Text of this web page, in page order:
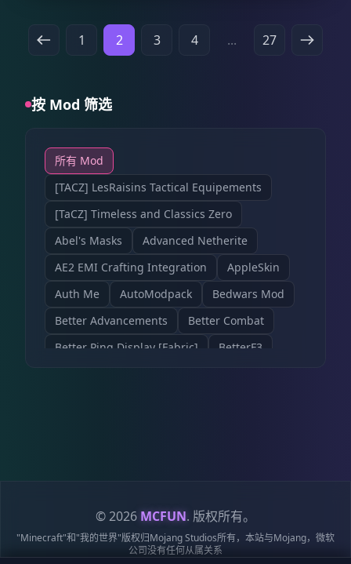
佛系养老、慢慢沉淀；好友团队可组队入驻、共
建据点、并肩攻坚。无论萌新入坑、老玩家回
坑、休闲养老党，都能快速融入社区，找到属于
扎、自由建设、稳步成长、留存专属回忆的生存
净土，破晓，静待每一位用心生活的玩家。
无论你喜欢建造一座城市，
还是只想拥有一间安静的小屋，
这里都欢迎你的到来。
Purpur 玩法 长期原版生存 模式 生存 / 社区 存
档 长期保存 联机 支持多人联机 📜 服务器规则
❌ 恶意破坏建筑
❌ 恶意攻击玩家
❌ 骚扰其他玩家
请尊重每个人花费时间创造的作品。
2. 爱护世界 请：
✅ 不随意破坏自然环境
✅ 不留下大量垃圾
✅ 大型机器做好管理
✅ 合理使用服务器资源
让后来加入的玩家，也能看到漂亮的世界。
3. 禁止影响服务器稳定 禁止：
❌ 恶意制造大量实体
❌ 利用漏洞影响服务器
❌ 使用外挂作弊
🌙 入服方式 加入交流群：
QQ群：201153338
器游玩规则，欢迎加入我们的QQ交流群获取白
名单！ 服务器QQ群号：903621673
1 2 3 4 ... 27
按 Mod 筛选
所有 Mod
[TACZ] LesRaisins Tactical Equipements
[TaCZ] Timeless and Classics Zero
Abel's Masks
Advanced Netherite
AE2 EMI Crafting Integration
AppleSkin
Auth Me
AutoModpack
Bedwars Mod
Better Advancements
Better Combat
Better Ping Display [Fabric]
BetterF3
IC2Classic
Immersive Engineering
Indus
Industrial Craft
Industrial Foregoing
© 2026 MCFUN. 版权所有。
"Minecraft"和"我的世界"版权归Mojang Studios所有，本站与Mojang，微软
公司没有任何从属关系